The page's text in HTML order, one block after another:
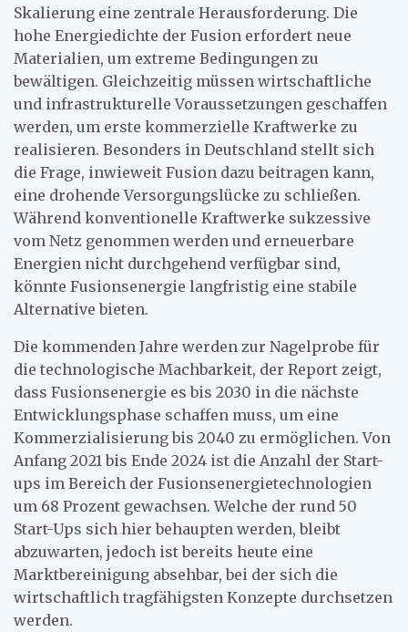
Skalierung eine zentrale Herausforderung. Die
hohe Energiedichte der Fusion erfordert neue
Materialien, um extreme Bedingungen zu
bewältigen. Gleichzeitig müssen wirtschaftliche
und infrastrukturelle Voraussetzungen geschaffen
werden, um erste kommerzielle Kraftwerke zu
realisieren. Besonders in Deutschland stellt sich
die Frage, inwieweit Fusion dazu beitragen kann,
eine drohende Versorgungslücke zu schließen.
Während konventionelle Kraftwerke sukzessive
vom Netz genommen werden und erneuerbare
Energien nicht durchgehend verfügbar sind,
könnte Fusionsenergie langfristig eine stabile
Alternative bieten.
Die kommenden Jahre werden zur Nagelprobe für
die technologische Machbarkeit, der Report zeigt,
dass Fusionsenergie es bis 2030 in die nächste
Entwicklungsphase schaffen muss, um eine
Kommerzialisierung bis 2040 zu ermöglichen. Von
Anfang 2021 bis Ende 2024 ist die Anzahl der Start-
ups im Bereich der Fusionsenergietechnologien
um 68 Prozent gewachsen. Welche der rund 50
Start-Ups sich hier behaupten werden, bleibt
abzuwarten, jedoch ist bereits heute eine
Marktbereinigung absehbar, bei der sich die
wirtschaftlich tragfähigsten Konzepte durchsetzen
werden.